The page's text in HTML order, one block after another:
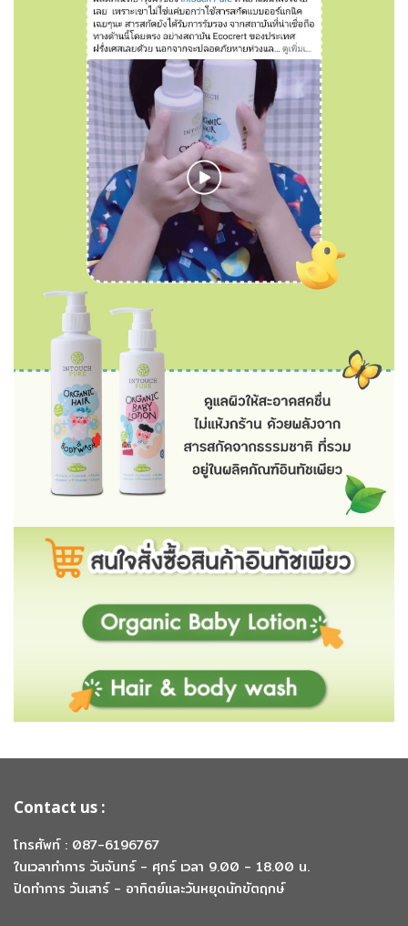
Contact us :
โทรศัพท์ : 087-6196767
ในเวลาทำการ วันจันทร์ - ศุกร์ เวลา 9.00 - 18.00 น.
ปิดทำการ วันเสาร์ - อาทิตย์และวันหยุดนักขัตฤกษ์